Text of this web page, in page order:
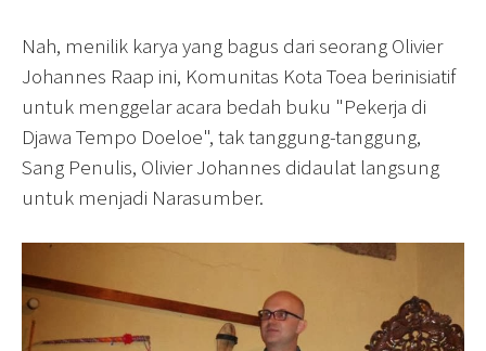
Nah, menilik karya yang bagus dari seorang Olivier
Johannes Raap ini, Komunitas Kota Toea berinisiatif
untuk menggelar acara bedah buku "Pekerja di
Djawa Tempo Doeloe", tak tanggung-tanggung,
Sang Penulis, Olivier Johannes didaulat langsung
untuk menjadi Narasumber.